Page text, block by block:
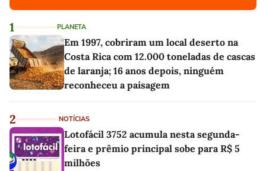
1 PLANETA
Em 1997, cobriram um local deserto na
Costa Rica com 12.000 toneladas de cascas
de laranja; 16 anos depois, ninguém
reconheceu a paisagem
2 NOTÍCIAS
Lotofácil 3752 acumula nesta segunda-
feira e prêmio principal sobe para R$ 5
milhões